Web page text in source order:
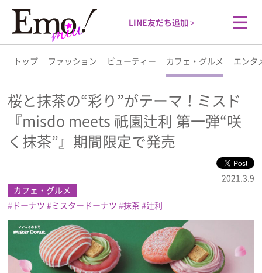
LINE友だち追加 >
トップ ファッション ビューティー カフェ・グルメ エンタ
トップ
ファッション
カフェ・グルメ
エンタメ
ライフスタイル
桜と抹茶の“彩り”がテーマ！ミスド
『misdo meets 祇園辻利 第一弾“咲
く抹茶”』期間限定で発売
2021.3.9
カフェ・グルメ
ドーナツ
ミスタードーナツ 抹茶 辻利